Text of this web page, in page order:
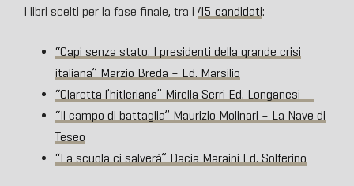
I libri scelti per la fase finale, tra i 45 candidati:
“Capi senza stato. I presidenti della grande crisi
italiana” Marzio Breda – Ed. Marsilio
“Claretta l’hitleriana” Mirella Serri Ed. Longanesi –
“Il campo di battaglia” Maurizio Molinari – La Nave di
Teseo
“La scuola ci salverà” Dacia Maraini Ed. Solferino